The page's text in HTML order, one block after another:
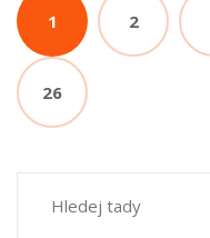
1 2
26